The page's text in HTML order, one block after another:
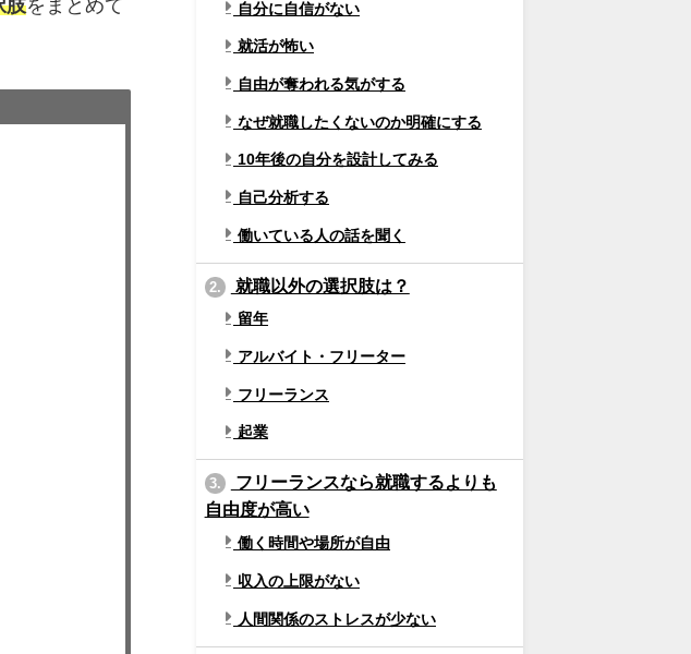
肢をまとめて
自分に自信がない
就活が怖い
自由が奪われる気がする
なぜ就職したくないのか明確にする
10年後の自分を設計してみる
自己分析する
働いている人の話を聞く
2. 就職以外の選択肢は？
留年
アルバイト・フリーター
フリーランス
起業
3.
フリーランスなら就職するよりも
自由度が高い
働く時間や場所が自由
収入の上限がない
人間関係のストレスが少ない